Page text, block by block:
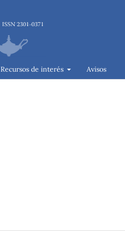
Recursos de interés Avisos